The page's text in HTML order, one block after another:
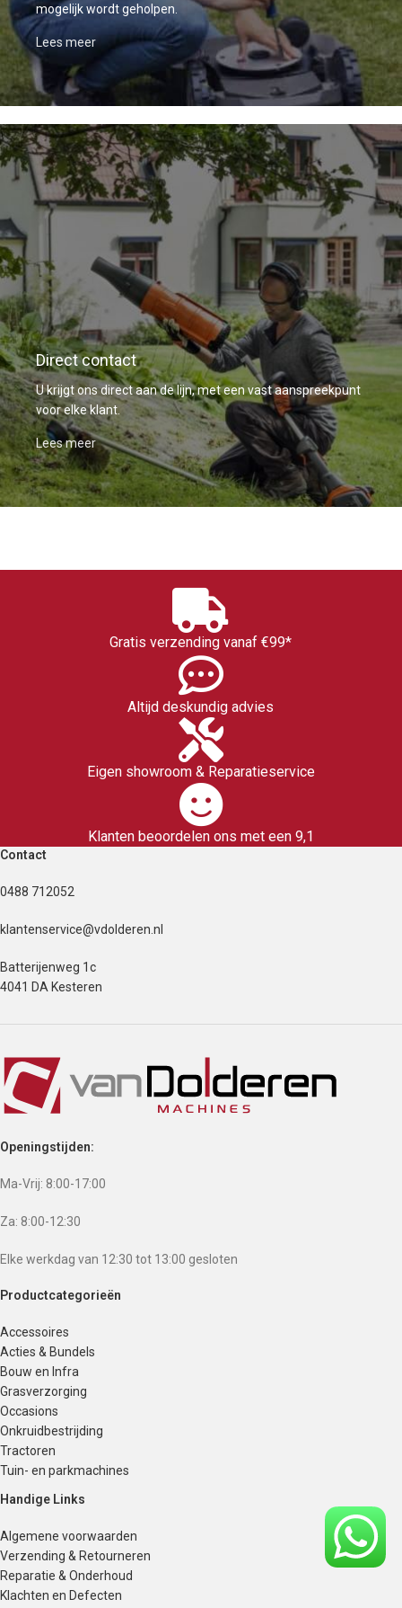
mogelijk wordt geholpen.
Lees meer
Direct contact
U krijgt ons direct aan de lijn, met een vast aanspreekpunt
voor elke klant.
Lees meer
Gratis verzending vanaf €99*
Altijd deskundig advies
Eigen showroom & Reparatieservice
Klanten beoordelen ons met een 9,1
Contact
0488 712052
klantenservice@vdolderen.nl
Batterijenweg 1c
4041 DA Kesteren
Openingstijden:
Ma-Vrij: 8:00-17:00
Za: 8:00-12:30
Elke werkdag van 12:30 tot 13:00 gesloten
Productcategorieën
Accessoires
Acties & Bundels
Bouw en Infra
Grasverzorging
Occasions
Onkruidbestrijding
Tractoren
Tuin- en parkmachines
Handige Links
Algemene voorwaarden
Verzending & Retourneren
Reparatie & Onderhoud
Klachten en Defecten